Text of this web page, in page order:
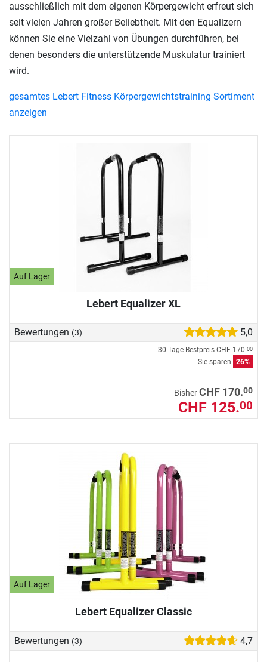
Auf Lager
Lebert Equalizer XL
Bewertungen (3) 5,0
30-Tage-Bestpreis CHF 170.00
Sie sparen 26%
BisherCHF 170.00
CHF 125.00
Auf Lager
Lebert Equalizer Classic
Bewertungen (3) 4,7
ausschließlich mit dem eigenen Körpergewicht erfreut sich
seit vielen Jahren großer Beliebtheit. Mit den Equalizern
können Sie eine Vielzahl von Übungen durchführen, bei
denen besonders die unterstützende Muskulatur trainiert
wird.
gesamtes Lebert Fitness Körpergewichtstraining Sortiment
anzeigen